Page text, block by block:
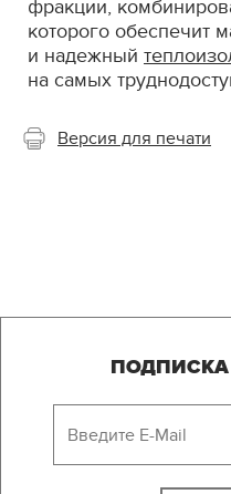
фракции,
которого обеспечит
и надежный
на самых
Версия для печати